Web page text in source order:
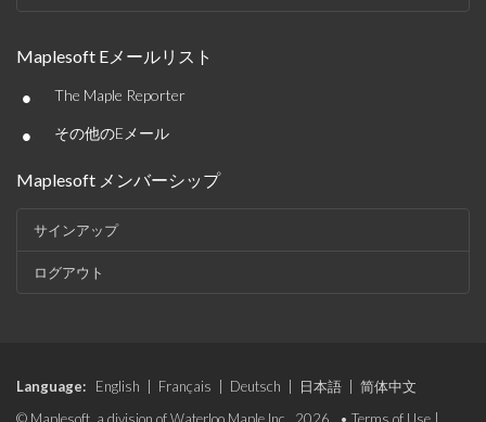
Maplesoft Eメールリスト
• The Maple Reporter
• その他のEメール
Maplesoft メンバーシップ
サインアップ
ログアウト
Language: English Français Deutsch 日本語
简体中文